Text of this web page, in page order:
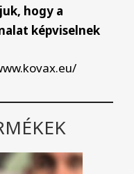
hogy a
képviselnek